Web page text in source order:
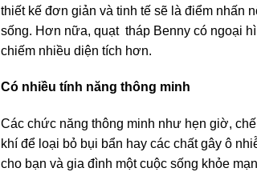
thiết kế đơn giản và tinh tế sẽ là điểm nhấn
sống. Hơn nữa, quạt tháp Benny có ngoại
chiếm nhiều diện tích hơn.
Có nhiều tính năng thông minh
Các chức năng thông minh như hẹn giờ,
khí để loại bỏ bụi bẩn hay các chất gây ô
cho bạn và gia đình một cuộc sống khỏe